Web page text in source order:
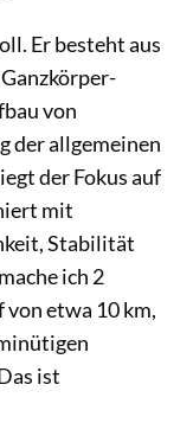
Er besteht aus
von
der allgemeinen
der Fokus auf
mit
Stabilität
ich 2
etwa 10 km,
ist